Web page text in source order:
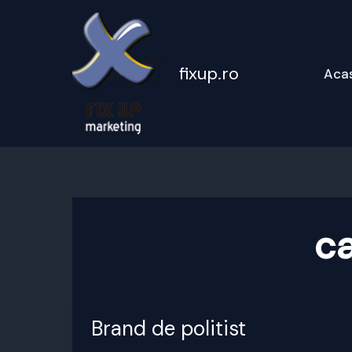
fixup.ro
Brand de politist